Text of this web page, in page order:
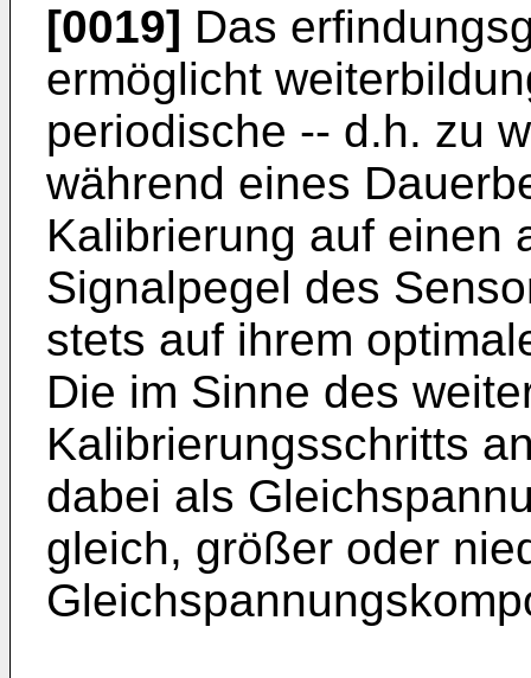
[0019] Das
ermöglicht
periodische -- d.h. zu
während eines
Kalibrierung auf einen
Signalpegel des
stets auf ihrem
Die im Sinne des
Kalibrierungsschritts
dabei als
gleich, größer oder